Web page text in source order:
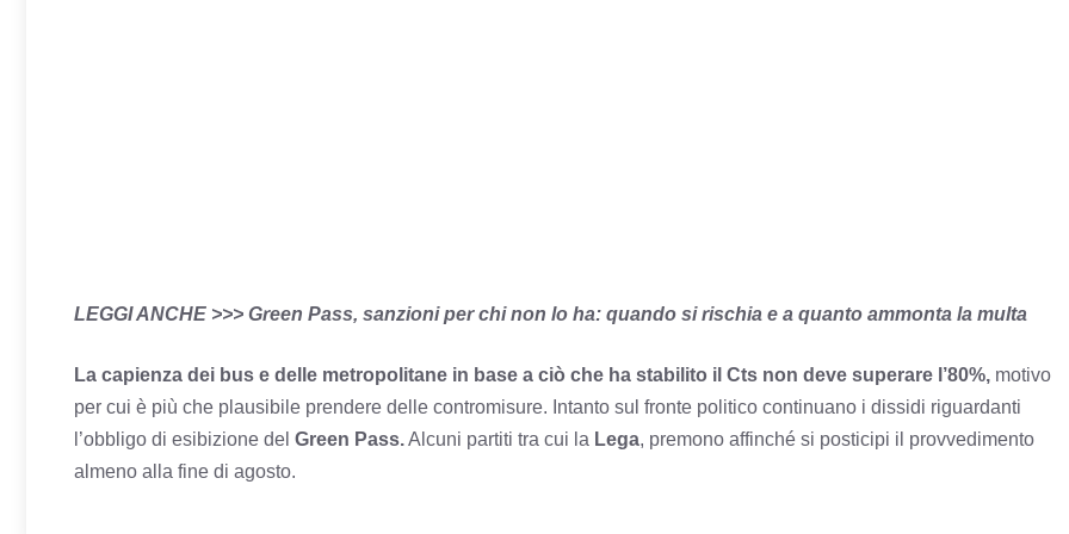
LEGGI ANCHE >>> Green Pass, sanzioni per chi non lo ha: quando si rischia e a quanto ammonta la multa
La capienza dei bus e delle metropolitane in base a ciò che ha stabilito il Cts non deve superare l’80%, motivo
per cui è più che plausibile prendere delle contromisure. Intanto sul fronte politico continuano i dissidi riguardanti
l’obbligo di esibizione del Green Pass.Alcuni partiti tra cui la Lega, premono affinché si posticipi il provvedimento
almeno alla fine di agosto.